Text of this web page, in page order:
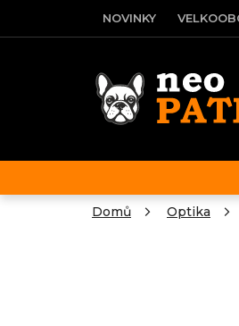
obsah
NOVINKY
Domů Optika